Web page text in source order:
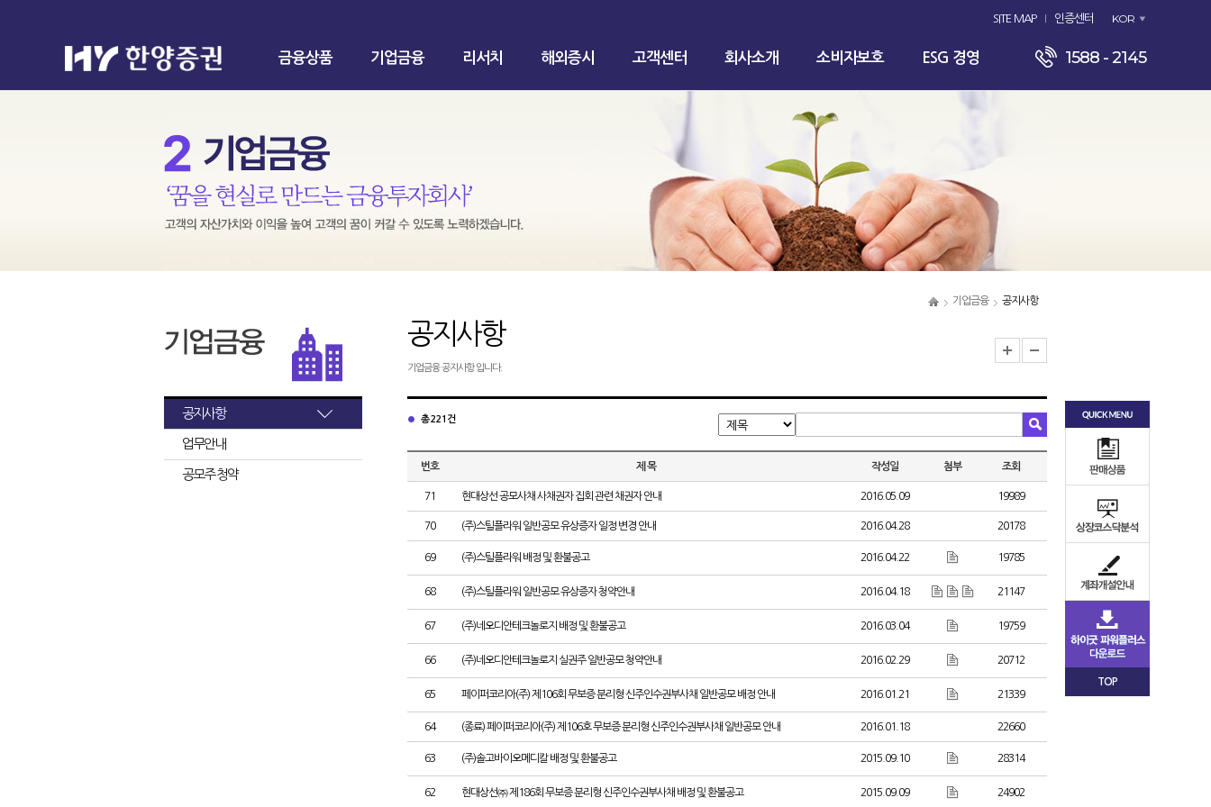
SITE MAP 인증센터 KOR
금융상품 기업금융 리서치 해외증시 고객센터 회사소개 소비자보호 ESG 경영 1588 - 2145
기업금융 공지사항
공지사항
업무안내
공모주 청약
공지사항
기업금융 공지사항 입니다.
총 221건
번호 제 목 작성일 첨부 조회
71 현대상선 공모사채 사채권자 집회 관련 채권자 안내 2016.05.09 19989
70 (주)스틸플라워 일반공모 유상증자 일정 변경 안내 2016.04.28 20178
69 (주)스틸플라워 배정 및 환불공고 2016.04.22 19785
68 (주)스틸플라워 일반공모 유상증자 청약안내 2016.04.18 21147
67 (주)네오디안테크놀로지 배정 및 환불공고 2016.03.04 19759
66 (주)네오디안테크놀로지 실권주 일반공모 청약안내 2016.02.29 20712
65 페이퍼코리아(주) 제106회 무보증 분리형 신주인수권부사채 일반공모 배정 안내 2016.01.21 21339
64 (종료) 페이퍼코리아(주) 제106호 무보증 분리형 신주인수권부사채 일반공모 안내 2016.01.18 22660
63 (주)솔고바이오메디칼 배정 및 환불공고 2015.09.10 28314
62 현대상선㈜ 제186회 무보증 분리형 신주인수권부사채 배정 및 환불공고 2015.09.09 24902
TOP